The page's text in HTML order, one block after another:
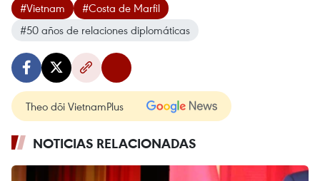
#Vietnam
#Costa de Marfil
#50 años de relaciones diplomáticas
Theo dõi VietnamPlus
NOTICIAS RELACIONADAS